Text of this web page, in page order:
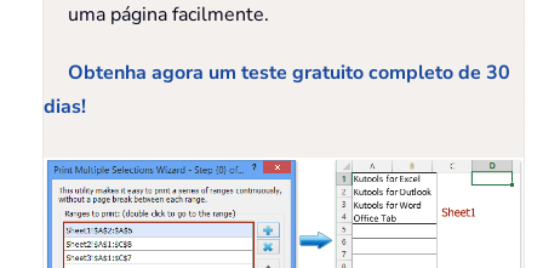
uma página facilmente.
Obtenha agora um teste gratuito completo de 30
dias!